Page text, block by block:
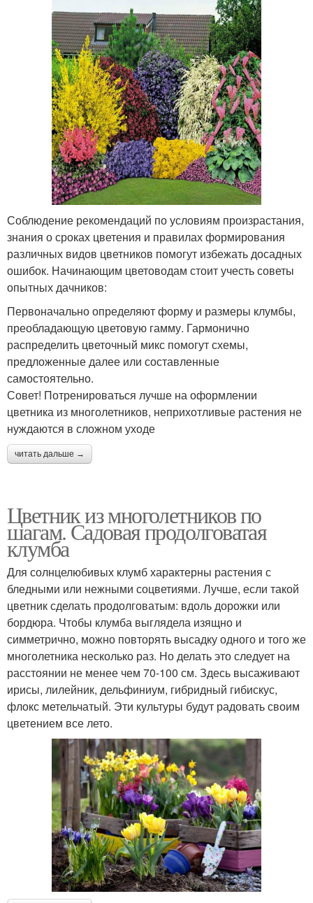
Соблюдение рекомендаций по условиям произрастания,
знания о сроках цветения и правилах формирования
различных видов цветников помогут избежать досадных
ошибок. Начинающим цветоводам стоит учесть советы
опытных дачников:
Первоначально определяют форму и размеры клумбы,
преобладающую цветовую гамму. Гармонично
распределить цветочный микс помогут схемы,
предложенные далее или составленные
самостоятельно.
​Совет! Потренироваться лучше на оформлении
цветника из многолетников, неприхотливые растения не
нуждаются в сложном уходе
читать дальше →
Цветник из многолетников по
шагам. Садовая продолговатая
клумба
Для солнцелюбивых клумб характерны растения с
бледными или нежными соцветиями. Лучше, если такой
цветник сделать продолговатым: вдоль дорожки или
бордюра. Чтобы клумба выглядела изящно и
симметрично, можно повторять высадку одного и того же
многолетника несколько раз. Но делать это следует на
расстоянии не менее чем 70-100 см. Здесь высаживают
ирисы, лилейник, дельфиниум, гибридный гибискус,
флокс метельчатый. Эти культуры будут радовать своим
цветением все лето.